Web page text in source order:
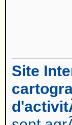
Site